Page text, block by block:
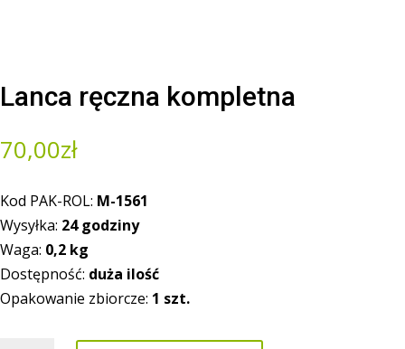
Lanca ręczna kompletna
70,00zł
Kod PAK-ROL: M-1561
Wysyłka: 24 godziny
Waga: 0,2 kg
Dostępność: duża ilość
Opakowanie zbiorcze: 1 szt.